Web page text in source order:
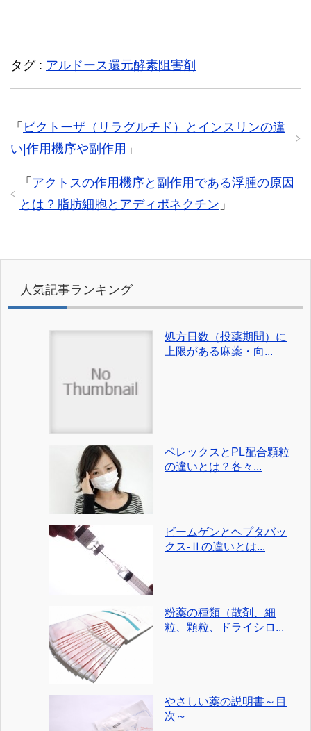
タグ : アルドース還元酵素阻害剤
「 ビクトーザ（リラグルチド）とインスリンの違
い|作用機序や副作用 」
「 アクトスの作用機序と副作用である浮腫の原因
とは？脂肪細胞とアディポネクチン 」
人気記事ランキング
処方日数（投薬期間）に
上限がある麻薬・向...
ペレックスとPL配合顆粒
の違いとは？各々...
ビームゲンとヘプタバッ
クス-Ⅱの違いとは...
粉薬の種類（散剤、細
粒、顆粒、ドライシロ...
やさしい薬の説明書～目
次～